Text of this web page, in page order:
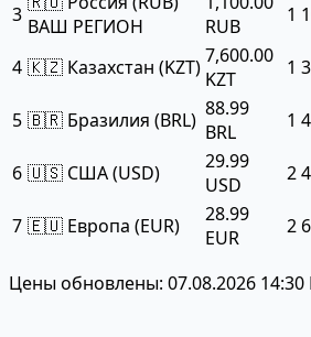
3 ВАШ РЕГИОН
RUB
1
4 🇰🇿 Казахстан (KZT)7,600.00
KZT
1
5 🇧🇷 Бразилия (BRL) 88.99
BRL
1
6 🇺🇸 США (USD)
29.99
USD
2
7 🇪🇺 Европа (EUR)
28.99
EUR
2
Цены обновлены: 07.08.2026